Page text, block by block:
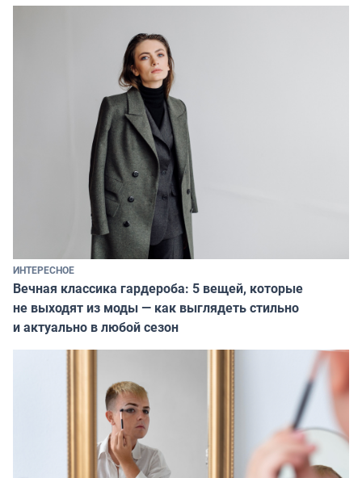
ИНТЕРЕСНОЕ
Вечная классика гардероба: 5 вещей, которые
не выходят из моды — как выглядеть стильно
и актуально в любой сезон